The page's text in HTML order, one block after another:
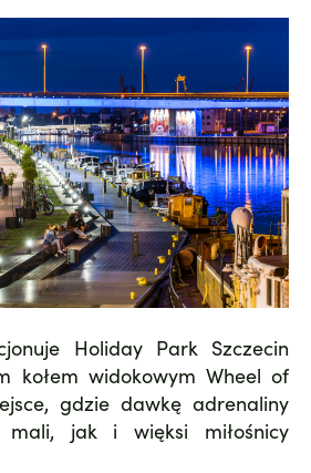
Holiday Park Szczecin
kołem widokowym Wheel of
gdzie dawkę adrenaliny
mali, jak i więksi miłośnicy